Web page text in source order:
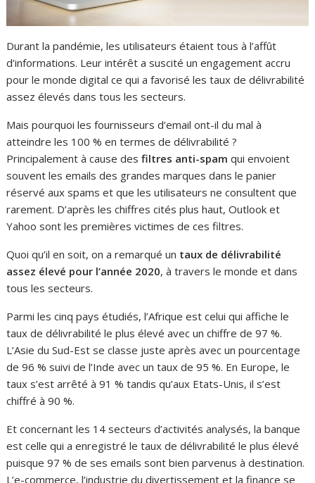
Durant la pandémie, les utilisateurs étaient tous à l’affût
d’informations. Leur intérêt a suscité un engagement accru
pour le monde digital ce qui a favorisé les taux de délivrabilité
assez élevés dans tous les secteurs.
Mais pourquoi les fournisseurs d’email ont-il du mal à
atteindre les 100 % en termes de délivrabilité ?
Principalement à cause desfiltres anti-spam qui envoient
souvent les emails des grandes marques dans le panier
réservé aux spams et que les utilisateurs ne consultent que
rarement. D’après les chiffres cités plus haut, Outlook et
Yahoo sont les premières victimes de ces filtres.
Quoi qu’il en soit, on a remarqué un taux de délivrabilité
assez élevé pour l’année 2020, à travers le monde et dans
tous les secteurs.
Parmi les cinq pays étudiés, l’Afrique est celui qui affiche le
taux de délivrabilité le plus élevé avec un chiffre de 97 %.
L’Asie du Sud-Est se classe juste après avec un pourcentage
de 96 % suivi de l’Inde avec un taux de 95 %. En Europe, le
taux s’est arrêté à 91 % tandis qu’aux Etats-Unis, il s’est
chiffré à 90 %.
Et concernant les 14 secteurs d’activités analysés, la banque
est celle qui a enregistré le taux de délivrabilité le plus élevé
puisque 97 % de ses emails sont bien parvenus à destination.
L’e-commerce, l’industrie du divertissement et la finance se